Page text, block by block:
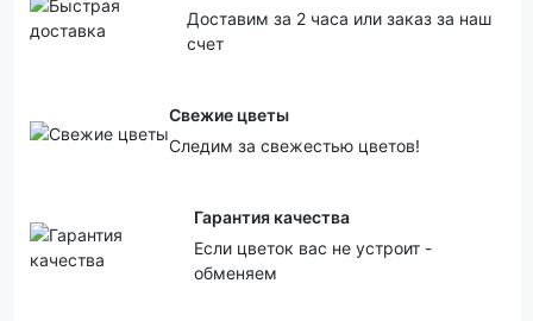
Доставим за 2 часа или заказ за наш
счет
Свежие цветы
Следим за свежестью цветов!
Гарантия качества
Если цветок вас не устроит -
обменяем